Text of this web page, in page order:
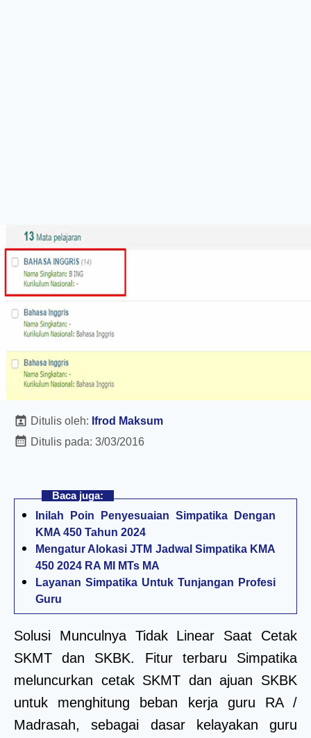
Ditulis oleh: Ifrod Maksum
Ditulis pada: 3/03/2016
Baca juga:
Inilah Poin Penyesuaian Simpatika Dengan
KMA 450 Tahun 2024
Mengatur Alokasi JTM Jadwal Simpatika KMA
450 2024 RA MI MTs MA
Layanan Simpatika Untuk Tunjangan Profesi
Guru
Solusi Munculnya Tidak Linear Saat Cetak
SKMT dan SKBK. Fitur terbaru Simpatika
meluncurkan cetak SKMT dan ajuan SKBK
untuk menghitung beban kerja guru RA /
Madrasah, sebagai dasar kelayakan guru